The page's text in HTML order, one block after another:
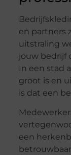
en partners
uitstraling
jouw bedrijf
In een stad
groot is en
is dat een
een